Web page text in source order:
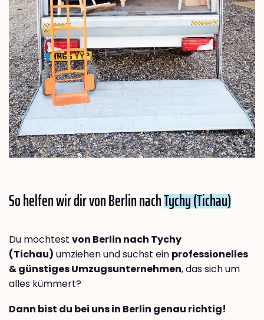
So helfen wir dir von Berlin nachTychy (Tichau)
Du möchtest von Berlin nach Tychy
(Tichau) umziehen und suchst ein professionelles
& günstiges Umzugsunternehmen, das sich um
alles kümmert?
Dann bist du bei uns in Berlin genau richtig!